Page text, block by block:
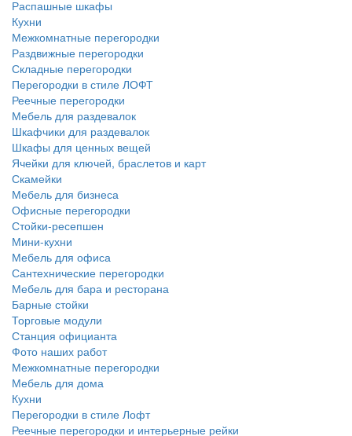
Распашные шкафы
Кухни
Межкомнатные перегородки
Раздвижные перегородки
Складные перегородки
Перегородки в стиле ЛОФТ
Реечные перегородки
Мебель для раздевалок
Шкафчики для раздевалок
Шкафы для ценных вещей
Ячейки для ключей, браслетов и карт
Скамейки
Мебель для бизнеса
Офисные перегородки
Стойки-ресепшен
Мини-кухни
Мебель для офиса
Сантехнические перегородки
Мебель для бара и ресторана
Барные стойки
Торговые модули
Станция официанта
Фото наших работ
Межкомнатные перегородки
Мебель для дома
Кухни
Перегородки в стиле Лофт
Реечные перегородки и интерьерные рейки